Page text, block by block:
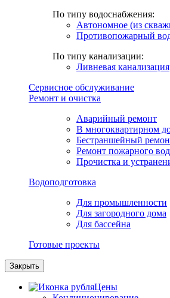
По типу водоснабжения:
Автономное (из
Противопожарный
По типу канализации:
Ливневая канализация
Сервисное обслуживание
Ремонт и очистка
Аварийный ремонт
В многоквартирном
Бестраншейный
Ремонт пожарного
Прочистка и
Водоподготовка
Для промышленности
Для загородного дома
Для бассейна
Готовые проекты
Закрыть
Цены